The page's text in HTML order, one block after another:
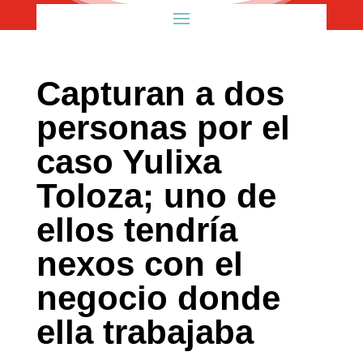
Capturan a dos
personas por el
caso Yulixa
Toloza; uno de
ellos tendría
nexos con el
negocio donde
ella trabajaba